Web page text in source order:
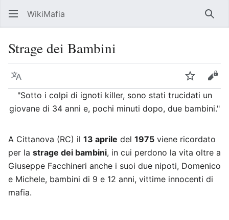
WikiMafia
Strage dei Bambini
Lingua Segui
"Sotto i colpi di ignoti killer, sono stati trucidati un
giovane di 34 anni e, pochi minuti dopo, due bambini."
A Cittanova (RC) il 13 aprile del 1975 viene ricordato
per la strage dei bambini, in cui perdono la vita oltre a
Giuseppe Facchineri anche i suoi due nipoti, Domenico
e Michele, bambini di 9 e 12 anni, vittime innocenti di
mafia.